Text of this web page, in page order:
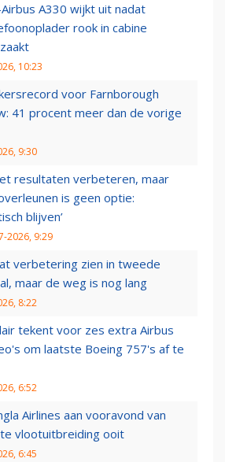
Airbus A330 wijkt uit nadat
rook in cabine
10:23
voor Farnborough
41 procent meer dan de vorige
9:30
resultaten verbeteren, maar
is geen optie:
blijven’
2026, 9:29
verbetering zien in tweede
maar de weg is nog lang
8:22
tekent voor zes extra Airbus
om laatste Boeing 757's af te
6:52
Airlines aan vooravond van
vlootuitbreiding ooit
6:45